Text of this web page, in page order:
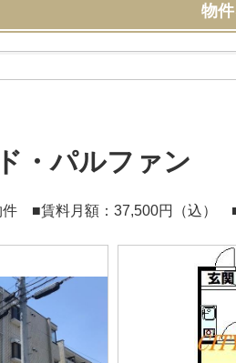
物
・パルファン
件 ■賃料月額：37,500円（込）